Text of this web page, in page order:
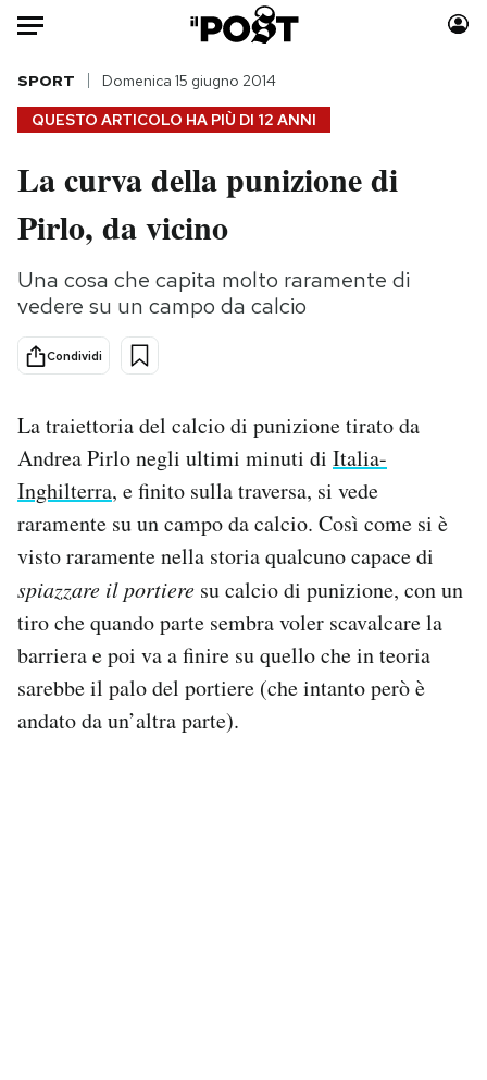
Auto
HOME
Italia
Politica
Tecnologia
Internet
Scienza
Cultura
Sport
Moda
Storie/Idee
Ok Boomer!
Mondiali calcio 2026
PODCAST
NEWSLETTER
QUESTO ARTICOLO HA PIÙ DI 12 ANNI
SPORT Domenica 15 giugno 2014
La curva della punizione di
Pirlo, da vicino
Una cosa che capita molto raramente di
vedere su un campo da calcio
Condividi
La traiettoria del calcio di punizione tirato da
Andrea Pirlo negli ultimi minuti di Italia-
Inghilterra, e finito sulla traversa, si vede
raramente su un campo da calcio. Così come si è
visto raramente nella storia qualcuno capace di
spiazzare il portiere su calcio di punizione, con un
tiro che quando parte sembra voler scavalcare la
barriera e poi va a finire su quello che in teoria
sarebbe il palo del portiere (che intanto però è
andato da un’altra parte).